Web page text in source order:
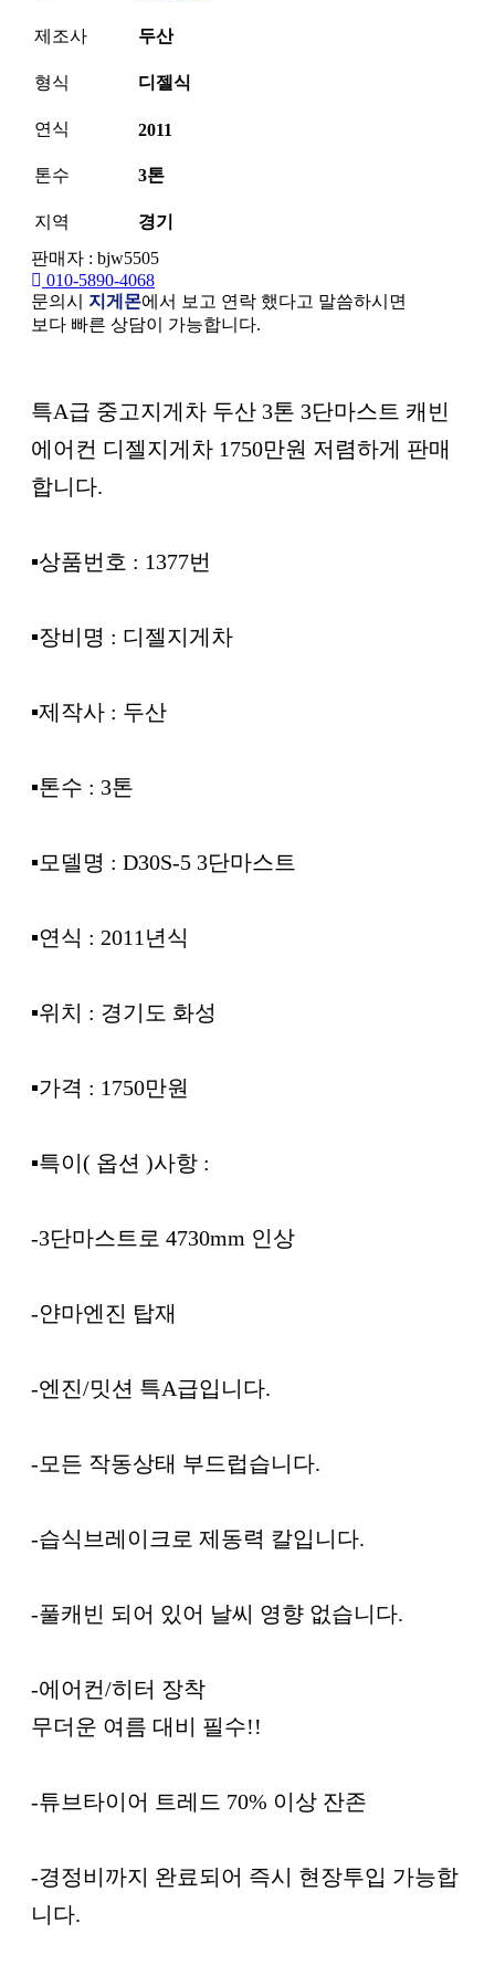
제조사 두산
형식 디젤식
연식 2011
톤수 3톤
지역
경기
판매자 : bjw5505
010-5890-4068
문의시 지게몬에서 보고 연락 했다고 말씀하시면
보다 빠른 상담이 가능합니다.
본문
특A급 중고지게차 두산 3톤 3단마스트 캐빈
에어컨 디젤지게차 1750만원 저렴하게 판매
합니다.
▪︎상품번호 : 1377번
▪︎장비명 : 디젤지게차
▪︎제작사 : 두산
▪︎톤수 : 3톤
▪︎모델명 : D30S-5 3단마스트
▪︎연식 : 2011년식
▪︎위치 : 경기도 화성
▪︎가격 : 1750만원
▪︎특이( 옵션 )사항 :
-3단마스트로 4730mm 인상
-얀마엔진 탑재
-엔진/밋션 특A급입니다.
-모든 작동상태 부드럽습니다.
-습식브레이크로 제동력 칼입니다.
-풀캐빈 되어 있어 날씨 영향 없습니다.
-에어컨/히터 장착
무더운 여름 대비 필수!!
-튜브타이어 트레드 70% 이상 잔존
-경정비까지 완료되어 즉시 현장투입 가능합
니다.